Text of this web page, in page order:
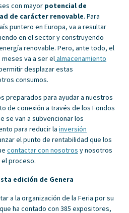
con mayor potencial de
de carácter renovable. Para
puntero en Europa, va a resultar
en el sector y construyendo
renovable. Pero, ante todo, el
va a ser elalmacenamiento
desplazar estas
consumos.
preparados para ayudar a nuestros
de conexión a través de los Fondos
se van a subvencionar los
para reducir la inversión
el punto de rentabilidad que los
contactar con nosotros y nosotros
proceso.
edición de Genera
a la organización de la Feria por su
ha contado con 385 expositores,